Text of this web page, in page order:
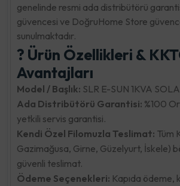
genelinde resmi ada distribütörü
güvencesi ve DoğruHome Store
sunulmaktadır.
? Ürün Özellikleri &
Avantajları
Model / Başlık: SLR E-SUN 1KVA
Ada Distribütörü Garantisi: %100
yetkili servis garantisi.
Kendi Özel Filomuzla Teslimat: Tüm
Gazimağusa, Girne, Güzelyurt, İskele)
güvenli teslimat.
Ödeme Seçenekleri: Kapıda ödeme,